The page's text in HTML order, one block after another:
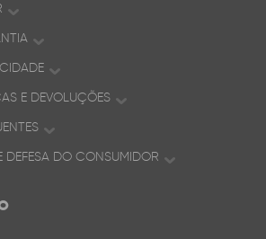
E DEVOLUÇÕES
DO CONSUMIDOR